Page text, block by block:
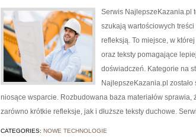
Serwis NajlepszeKazania.pl
szukają wartościowych
refleksją. To miejsce, w
oraz teksty pomagające
doświadczeń. Kategorie na
NajlepszeKazania.pl
niosące wsparcie. Rozbudowana baza materiałów
zarówno krótkie refleksje, jak i dłuższe teksty duchowe.
CATEGORIES: NOWE TECHNOLOGIE